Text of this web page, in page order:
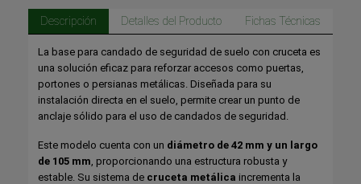
Descripción Detalles del Producto Fichas Técnicas
La base para candado de seguridad de suelo con cruceta es
una solución eficaz para reforzar accesos como puertas,
portones o persianas metálicas. Diseñada para su
instalación directa en el suelo, permite crear un punto de
anclaje sólido para el uso de candados de seguridad.
Este modelo cuenta con un diámetro de 42 mm y un largo
de 105 mm , proporcionando una estructura robusta y
estable. Su sistema de cruceta metálica incrementa la